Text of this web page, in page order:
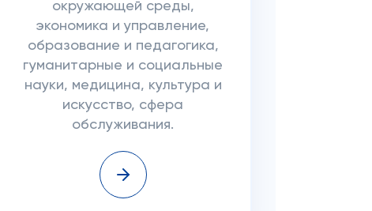
окружающей среды,
экономика и управление,
образование и педагогика,
гуманитарные и социальные
науки, медицина, культура и
искусство, сфера
обслуживания.